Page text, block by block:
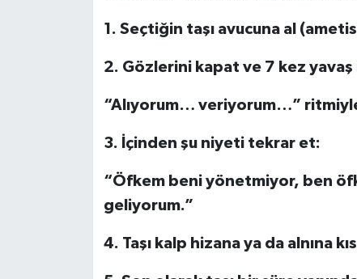
1. Seçtiğin taşı avucuna al
2. Gözlerini kapat ve 7 kez yavaş
“Alıyorum… veriyorum…”
3. İçinden şu niyeti tekrar et:
“Öfkem beni yönetmiyor, ben
geliyorum.”
4. Taşı kalp hizana ya da alnına